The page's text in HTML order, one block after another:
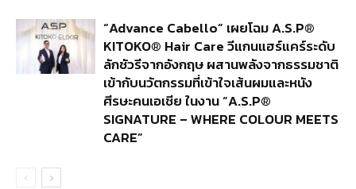
“Advance Cabello” เผยโฉม A.S.P®
KITOKO® Hair Care วีแกนแฮร์แคร์ระดับ
ลักชัวรีจากอังกฤษ ผสานพลังจากธรรมชาติ
เข้ากับนวัตกรรมที่เข้าใจเส้นผมและหนัง
ศีรษะคนเอเชีย ในงาน “A.S.P®
SIGNATURE – WHERE COLOUR MEETS
CARE”